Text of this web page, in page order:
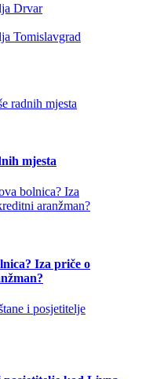
Drvar
Tomislavgrad
mjesta
Iza priče o